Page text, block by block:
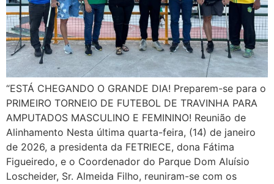
“ESTÁ CHEGANDO O GRANDE DIA! Preparem-se para o
PRIMEIRO TORNEIO DE FUTEBOL DE TRAVINHA PARA
AMPUTADOS MASCULINO E FEMININO! Reunião de
Alinhamento Nesta última quarta-feira, (14) de janeiro
de 2026, a presidenta da FETRIECE, dona Fátima
Figueiredo, e o Coordenador do Parque Dom Aluísio
Loscheider, Sr. Almeida Filho, reuniram-se com os